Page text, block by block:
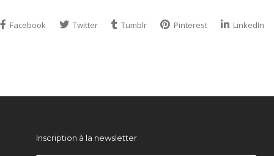
Facebook Twitter Tumblr Pinterest LinkedIn
Inscription à la newsletter